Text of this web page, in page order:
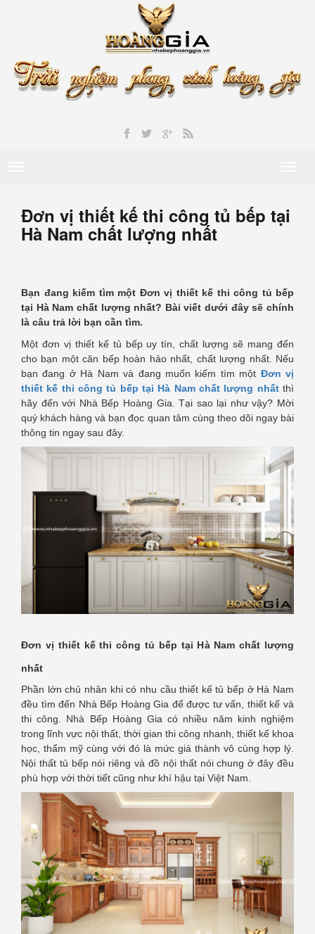
Đơn vị thiết kế thi công tủ bếp tại
Hà Nam chất lượng nhất
Bạn đang kiếm tìm một Đơn vị thiết kế thi công tủ bếp
tại Hà Nam chất lượng nhất? Bài viết dưới đây sẽ chính
là câu trả lời bạn cần tìm.
Một đơn vị thiết kế tủ bếp uy tín, chất lượng sẽ mang đến
cho bạn một căn bếp hoàn hảo nhất, chất lượng nhất. Nếu
bạn đang ở Hà Nam và đang muốn kiếm tìm một Đơn vị
thiết kế thi công tủ bếp tại Hà Nam chất lượng nhất thì
hãy đến với Nhà Bếp Hoàng Gia. Tại sao lại như vậy? Mời
quý khách hàng và bạn đọc quan tâm cùng theo dõi ngay bài
thông tin ngay sau đây.
Đơn vị thiết kế thi công tủ bếp tại Hà Nam chất lượng
nhất
Phần lớn chủ nhân khi có nhu cầu thiết kế tủ bếp ở Hà Nam
đều tìm đến Nhà Bếp Hoàng Gia để được tư vấn, thiết kế và
thi công. Nhà Bếp Hoàng Gia có nhiều năm kinh nghiệm
trong lĩnh vực nội thất, thời gian thi công nhanh, thiết kế khoa
học, thẩm mỹ cùng với đó là mức giá thành vô cùng hợp lý.
Nội thất tủ bếp nói riêng và đồ nội thất nói chung ở đây đều
phù hợp với thời tiết cũng như khí hậu tại Việt Nam.